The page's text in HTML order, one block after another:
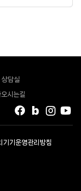
담실
시는길
인스
블로그
페이스북
기기운영관리방침